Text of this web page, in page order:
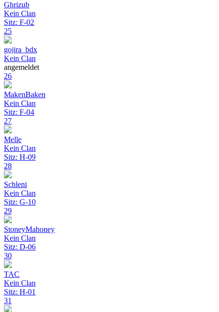
Ghrizub
Kein Clan
Sitz: F-02
25
gojira_bdx
Kein Clan
angemeldet
26
MakenBaken
Kein Clan
Sitz: F-04
27
Melle
Kein Clan
Sitz: H-09
28
Schleni
Kein Clan
Sitz: G-10
29
StoneyMahoney
Kein Clan
Sitz: D-06
30
TAC
Kein Clan
Sitz: H-01
31